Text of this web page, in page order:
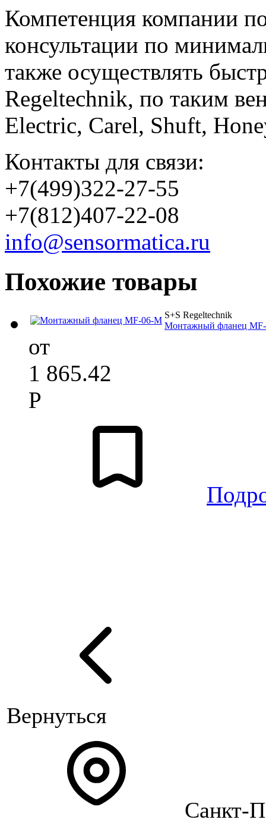
Компетенция компании
консультации по
также осуществлять
Regeltechnik, по таким
Electric, Carel, Shuft,
Контакты для связи:
+7(499)322-27-55
+7(812)407-22-08
info@sensormatica.ru
Похожие товары
S+S Regeltechnik
Монтажный фланец
от
1 865.42
Р
Вернуться
Санкт-